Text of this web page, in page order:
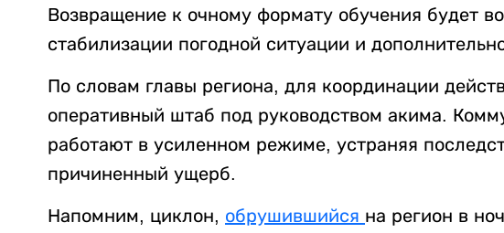
Возвращение к очному формату обучения будет
стабилизации погодной ситуации и
По словам главы региона, для координации
оперативный штаб под руководством акима.
работают в усиленном режиме, устраняя
причиненный ущерб.
Напомним, циклон, обрушившийся на регион в